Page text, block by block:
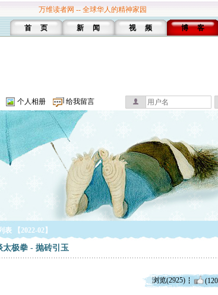
万维读者网 -- 全球华人的精神家园
首 页 新 闻 视 频 博 客
个人相册 给我留言
表 【2022-02】
太极拳 - 抛砖引玉
浏览(2925)